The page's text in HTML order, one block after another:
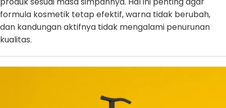
formula kosmetik tetap efektif, warna tidak berubah,
dan kandungan aktifnya tidak mengalami penurunan
kualitas.